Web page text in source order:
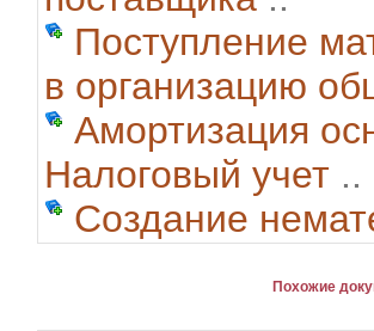
Поступление
в организацию
Амортизация
Налоговый учет ..
Создание
Похожие